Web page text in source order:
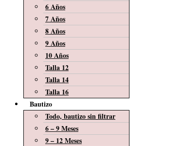
6 Años
7 Años
8 Años
9 Años
10 Años
Talla 12
Talla 14
Talla 16
Bautizo
Todo, bautizo sin filtrar
6 – 9 Meses
9 – 12 Meses